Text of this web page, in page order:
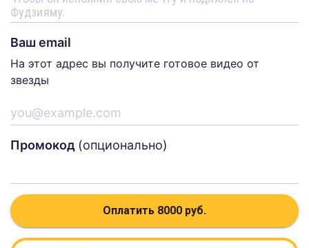
Ваш email
На этот адрес вы получите готовое видео от
звезды
Промокод (опционально)
Оплатить 8000 руб.